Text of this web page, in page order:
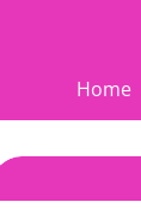
Home